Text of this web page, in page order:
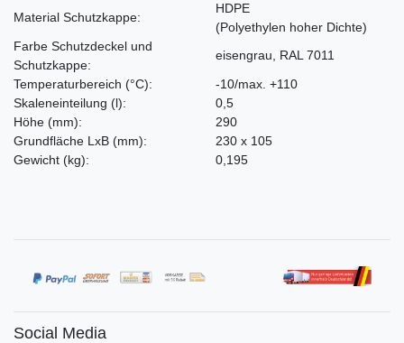
Material Schutzkappe:
HDPE
(Polyethylen hoher Dichte)
Farbe Schutzdeckel und
Schutzkappe:
eisengrau, RAL 7011
Temperaturbereich (°C):
-10/max. +110
Skaleneinteilung (l):
0,5
Höhe (mm):
290
Grundfläche LxB (mm):
230 x 105
Gewicht (kg): 0,195
Social Media